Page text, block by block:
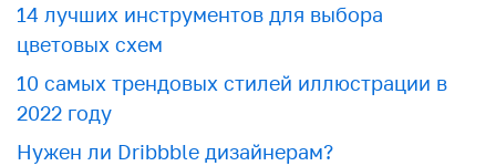
​​14 лучших инструментов для выбора
цветовых схем
10 самых трендовых стилей иллюстрации в
2022 году
Нужен ли Dribbble дизайнерам?